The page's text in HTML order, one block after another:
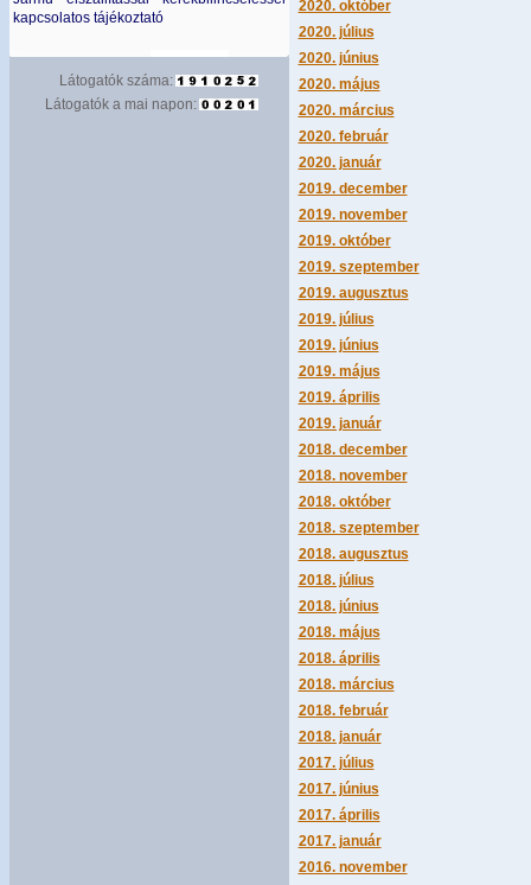
kapcsolatos tájékoztató
Látogatók száma:
Látogatók a mai napon:
2020. október
2020. július
2020. június
2020. május
2020. március
2020. február
2020. január
2019. december
2019. november
2019. október
2019. szeptember
2019. augusztus
2019. július
2019. június
2019. május
2019. április
2019. január
2018. december
2018. november
2018. október
2018. szeptember
2018. augusztus
2018. július
2018. június
2018. május
2018. április
2018. március
2018. február
2018. január
2017. július
2017. június
2017. április
2017. január
2016. november